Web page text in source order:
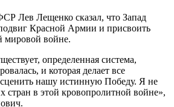
Лев Лещенко сказал, что Запад
Красной Армии и присвоить
мировой войне.
определенная система,
и которая делает все
нашу истинную Победу. Я не
стран в этой кровопролитной войне»,